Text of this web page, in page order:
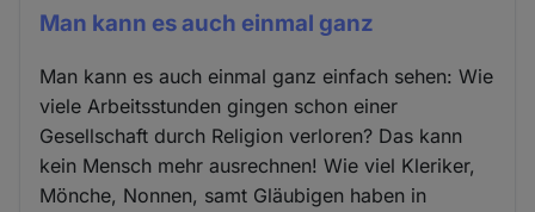
Man kann es auch einmal ganz
Man kann es auch einmal ganz einfach sehen: Wie
viele Arbeitsstunden gingen schon einer
Gesellschaft durch Religion verloren? Das kann
kein Mensch mehr ausrechnen! Wie viel Kleriker,
Mönche, Nonnen, samt Gläubigen haben in